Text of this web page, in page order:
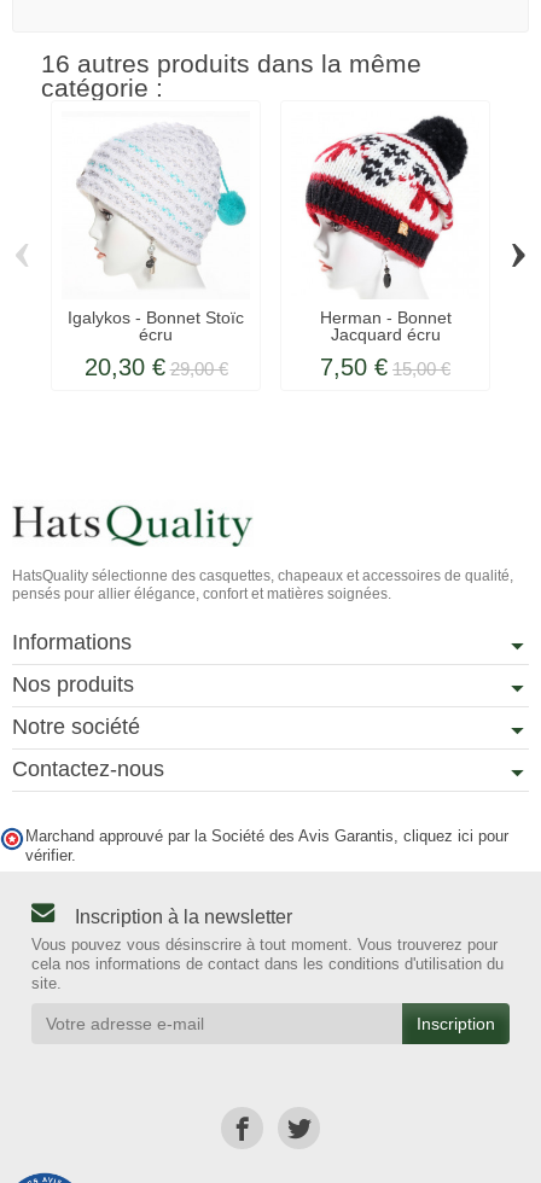
16 autres produits dans la même
catégorie :
Igalykos - Bonnet Stoïc
écru
20,30 € 29,00 €
Herman - Bonnet
Jacquard écru
7,50 € 15,00 €
‹ ›
HatsQuality sélectionne des casquettes, chapeaux et accessoires de qualité,
pensés pour allier élégance, confort et matières soignées.
Informations
Nos produits
Notre société
Contactez-nous
Marchand approuvé par la Société des Avis Garantis, cliquez ici pour
vérifier.
Inscription à la newsletter
Vous pouvez vous désinscrire à tout moment. Vous trouverez pour
cela nos informations de contact dans les conditions d'utilisation du
site.